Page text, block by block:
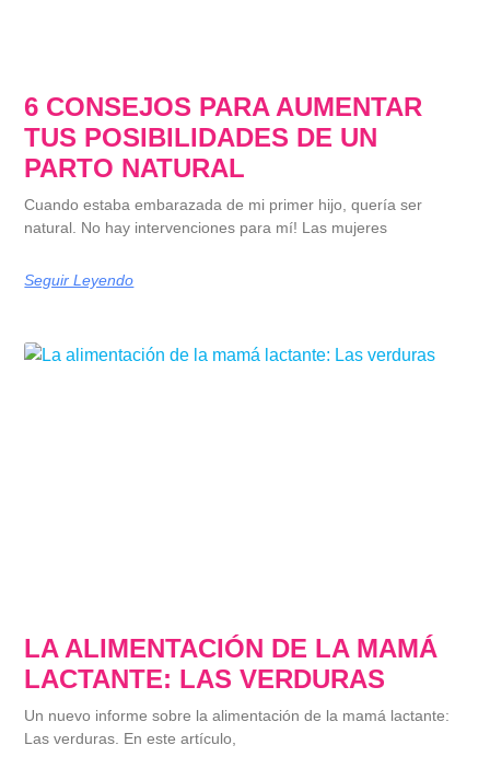
6 CONSEJOS PARA AUMENTAR
TUS POSIBILIDADES DE UN
PARTO NATURAL
Cuando estaba embarazada de mi primer hijo, quería ser
natural. No hay intervenciones para mí! Las mujeres
Seguir Leyendo
LA ALIMENTACIÓN DE LA MAMÁ
LACTANTE: LAS VERDURAS
Un nuevo informe sobre la alimentación de la mamá lactante:
Las verduras. En este artículo,